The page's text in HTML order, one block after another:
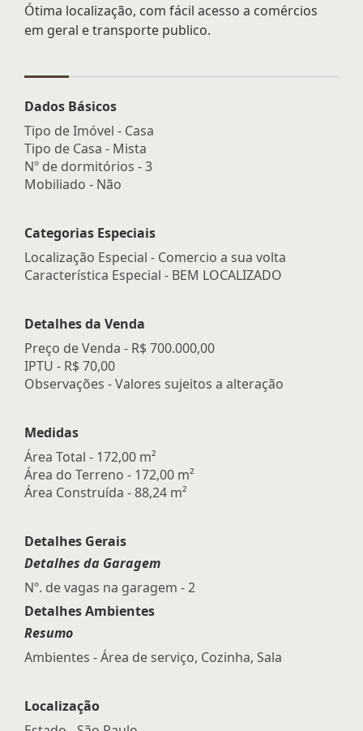
Ótima localização, com fácil acesso a comércios
em geral e transporte publico.
Dados Básicos
Tipo de Imóvel - Casa
Tipo de Casa - Mista
Nº de dormitórios - 3
Mobiliado - Não
Categorias Especiais
Localização Especial - Comercio a sua volta
Característica Especial - BEM LOCALIZADO
Detalhes da Venda
Preço de Venda - R$ 700.000,00
IPTU - R$ 70,00
Observações - Valores sujeitos a alteração
Medidas
Área Total - 172,00 m²
Área do Terreno - 172,00 m²
Área Construída - 88,24 m²
Detalhes Gerais
Detalhes da Garagem
Nº. de vagas na garagem - 2
Detalhes Ambientes
Resumo
Ambientes - Área de serviço, Cozinha, Sala
Localização